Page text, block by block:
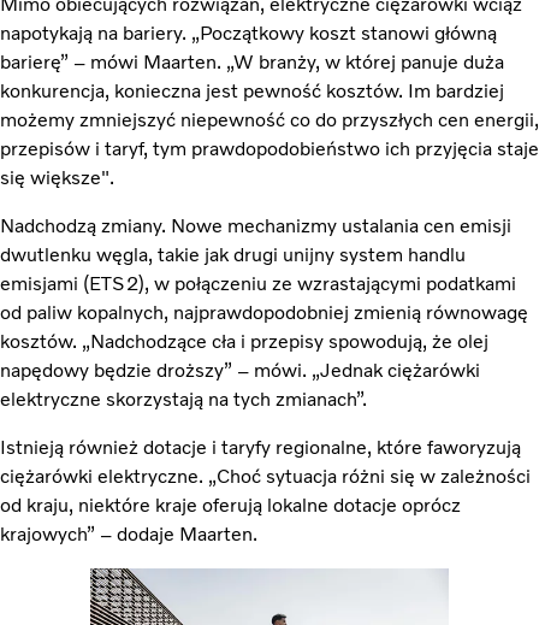
Mimo obiecujących rozwiązań, elektryczne ciężarówki wciąż
napotykają na bariery. „Początkowy koszt stanowi główną
barierę” – mówi Maarten. „W branży, w której panuje duża
konkurencja, konieczna jest pewność kosztów. Im bardziej
możemy zmniejszyć niepewność co do przyszłych cen energii,
przepisów i taryf, tym prawdopodobieństwo ich przyjęcia staje
się większe".
Nadchodzą zmiany. Nowe mechanizmy ustalania cen emisji
dwutlenku węgla, takie jak drugi unijny system handlu
emisjami (ETS2), w połączeniu ze wzrastającymi podatkami
od paliw kopalnych, najprawdopodobniej zmienią równowagę
kosztów. „Nadchodzące cła i przepisy spowodują, że olej
napędowy będzie droższy” – mówi. „Jednak ciężarówki
elektryczne skorzystają na tych zmianach”.
Istnieją również dotacje i taryfy regionalne, które faworyzują
ciężarówki elektryczne. „Choć sytuacja różni się w zależności
od kraju, niektóre kraje oferują lokalne dotacje oprócz
krajowych” – dodaje Maarten.